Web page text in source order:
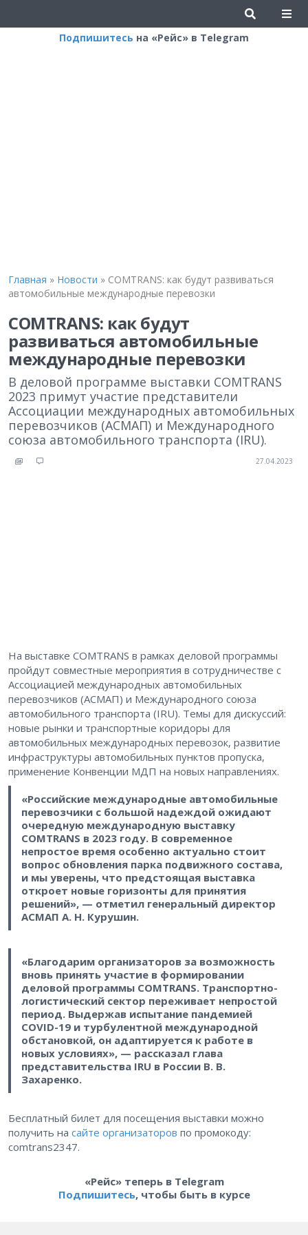
Подпишитесь на «Рейс» в Telegram
Главная » Новости » COMTRANS: как будут развиваться
автомобильные международные перевозки
COMTRANS: как будут
развиваться автомобильные
международные перевозки
В деловой программе выставки COMTRANS
2023 примут участие представители
Ассоциации международных автомобильных
перевозчиков (АСМАП) и Международного
союза автомобильного транспорта (IRU).
27.04.2023
На выставке COMTRANS в рамках деловой программы
пройдут совместные мероприятия в сотрудничестве с
Ассоциацией международных автомобильных
перевозчиков (АСМАП) и Международного союза
автомобильного транспорта (IRU). Темы для дискуссий:
новые рынки и транспортные коридоры для
автомобильных международных перевозок, развитие
инфраструктуры автомобильных пунктов пропуска,
применение Конвенции МДП на новых направлениях.
«Российские международные автомобильные
перевозчики с большой надеждой ожидают
очередную международную выставку
COMTRANS в 2023 году. В современное
непростое время особенно актуально стоит
вопрос обновления парка подвижного состава,
и мы уверены, что предстоящая выставка
откроет новые горизонты для принятия
решений», — отметил генеральный директор
АСМАП А. Н. Курушин.
«Благодарим организаторов за возможность
вновь принять участие в формировании
деловой программы COMTRANS. Транспортно-
логистический сектор переживает непростой
период. Выдержав испытание пандемией
COVID-19 и турбулентной международной
обстановкой, он адаптируется к работе в
новых условиях», — рассказал глава
представительства IRU в России В. В.
Захаренко.
Бесплатный билет для посещения выставки можно
получить на сайте организаторов по промокоду:
comtrans2347.
«Рейс» теперь в Telegram
Подпишитесь, чтобы быть в курсе